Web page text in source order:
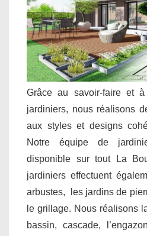
Grâce au savoir-faire et
jardiniers, nous réalisons
aux styles et designs
Notre équipe de
disponible sur tout La
jardiniers effectuent
arbustes, les jardins de
le grillage. Nous réalisons
bassin, cascade,